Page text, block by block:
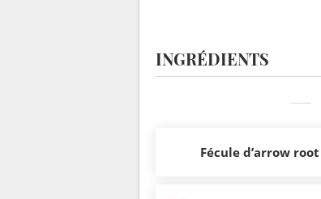
INGRÉDIENTS
Fécule d’arrow root